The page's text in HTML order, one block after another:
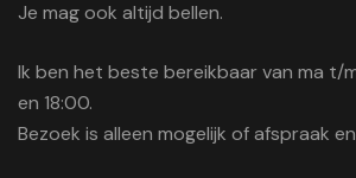
Je mag ook altijd bellen.
Ik ben het beste bereikbaar van ma t/
en 18:00.
Bezoek is alleen mogelijk of afspraak